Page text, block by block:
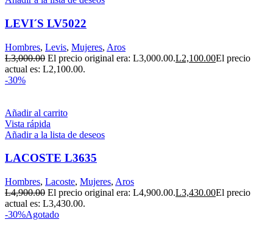
LEVI´S LV5022
Hombres, Levis, Mujeres, Aros
L3,000.00 El precio original era: L3,000.00.L2,100.00El precio
actual es: L2,100.00.
-30%
Añadir al carrito
Vista rápida
Añadir a la lista de deseos
LACOSTE L3635
Hombres, Lacoste, Mujeres, Aros
L4,900.00 El precio original era: L4,900.00.L3,430.00El precio
actual es: L3,430.00.
-30%Agotado